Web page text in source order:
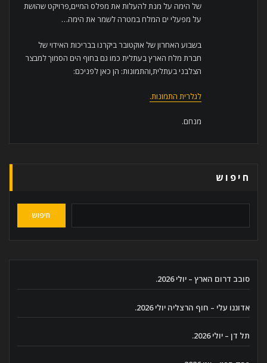
של הימה על מנת להעלות את מפלס המיים,פרויקט שהושת
על מפעלי ים המלח במטרה לשמר את הימה…
בשבוע האחרון של אוקטובר ביקרנו בבריכות האידוי של
חברת מלח הארץ בעתלית כמו גם בחוף הים הסמוך למבצר
הצלבני בעתלית,והתמונות: הן כאן לפניכם:
לגלרית התמונות.
מנחם.
חיפוש
חיפוש
סובב דרום הארץ – יולי 2026.
אדוננו עלי – חוף הרצליה יולי 2026.
תל דן – יולי 2026.